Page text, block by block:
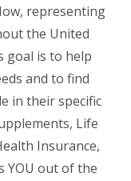
representing
the United
goal is to help
and to find
in their specific
Life
Insurance,
YOU out of the